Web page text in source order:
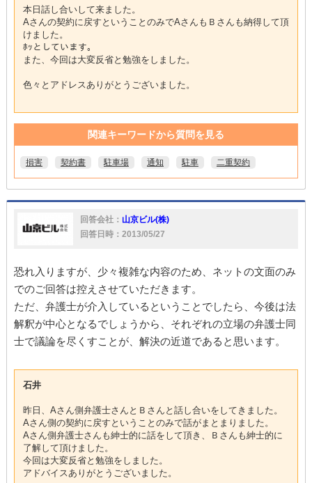
本日話し合いして来ました。
Aさんの契約に戻すということのみでAさんもＢさんも納得して頂
けました。
ﾎｯとしています。
また、今回は大変反省と勉強をしました。
色々とアドレスありがとうございました。
関連キーワードから質問を見る
損害 契約書 駐車場 通知 駐車 二重契約
回答会社： 山京ビル(株)
回答日時：2013/05/27
恐れ入りますが、少々複雑な内容のため、ネットの文面のみ
でのご回答は控えさせていただきます。
ただ、弁護士が介入しているということでしたら、今後は法
解釈が中心となるでしょうから、それぞれの立場の弁護士同
士で議論を尽くすことが、解決の近道であると思います。
石井
昨日、Aさん側弁護士さんとＢさんと話し合いをしてきました。
Aさん側の契約に戻すということのみで話がまとまりました。
Aさん側弁護士さんも紳士的に話をして頂き、Ｂさんも紳士的に
了解して頂けました。
今回は大変反省と勉強をしました。
アドバイスありがとうございました。